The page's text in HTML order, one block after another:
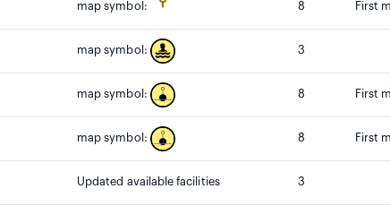
map symbol: 8 First
map symbol: 3
map symbol: 8 First
map symbol: 8 First
Updated available facilities 3